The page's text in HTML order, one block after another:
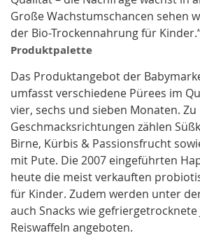
Große Wachstumschancen sehen
der Bio-Trockennahrung für
Produktpalette
Das Produktangebot der
umfasst verschiedene Pürees im
vier, sechs und sieben Monaten. Zu
Geschmacksrichtungen zählen
Birne, Kürbis & Passionsfrucht
mit Pute. Die 2007 eingeführten
heute die meist verkauften
für Kinder. Zudem werden unter
auch Snacks wie
Reiswaffeln angeboten.